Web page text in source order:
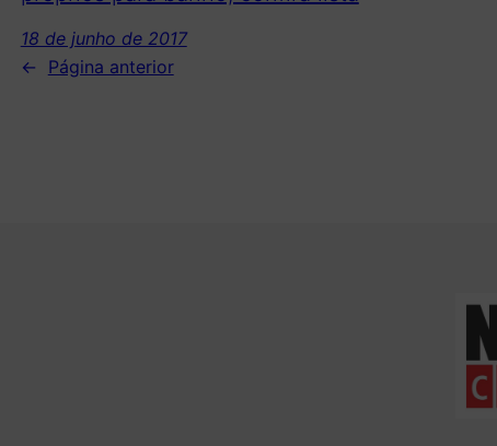
18 de junho de 2017
←
Página anterior